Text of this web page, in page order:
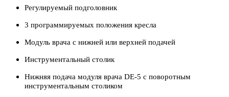
Регулируемый подголовник
3 программируемых положения кресла
Модуль врача с нижней или верхней подачей
Инструментальный столик
Нижняя подача модуля врача DE-5 с поворотным
инструментальным столиком